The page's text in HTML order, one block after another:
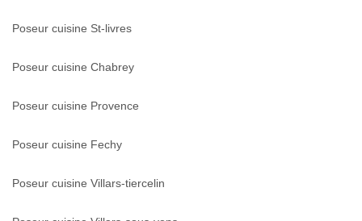
Poseur cuisine St-livres
Poseur cuisine Chabrey
Poseur cuisine Provence
Poseur cuisine Fechy
Poseur cuisine Villars-tiercelin